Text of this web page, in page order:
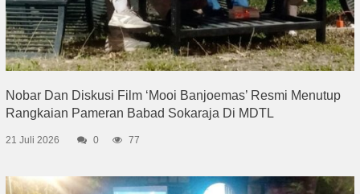
Nobar Dan Diskusi Film ‘Mooi Banjoemas’ Resmi Menutup
Rangkaian Pameran Babad Sokaraja Di MDTL
21 Juli 2026 0 77